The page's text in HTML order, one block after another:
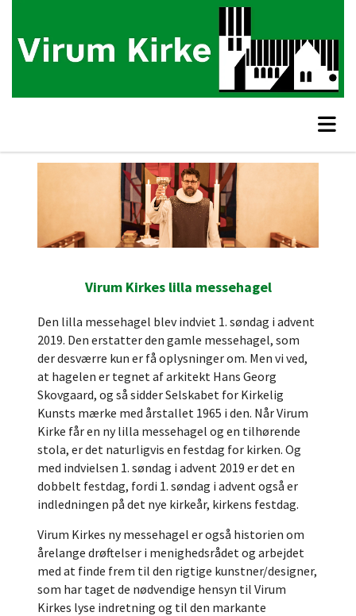
Virum Kirkes lilla messehagel
Den lilla messehagel blev indviet 1. søndag i advent
2019. Den erstatter den gamle messehagel, som
der desværre kun er få oplysninger om. Men vi ved,
at hagelen er tegnet af arkitekt Hans Georg
Skovgaard, og så sidder Selskabet for Kirkelig
Kunsts mærke med årstallet 1965 i den. Når Virum
Kirke får en ny lilla messehagel og en tilhørende
stola, er det naturligvis en festdag for kirken. Og
med indvielsen 1. søndag i advent 2019 er det en
dobbelt festdag, fordi 1. søndag i advent også er
indledningen på det nye kirkeår, kirkens festdag.
Virum Kirkes ny messehagel er også historien om
årelange drøftelser i menighedsrådet og arbejdet
med at finde frem til den rigtige kunstner/designer,
som har taget de nødvendige hensyn til Virum
Kirkes lyse indretning og til den markante